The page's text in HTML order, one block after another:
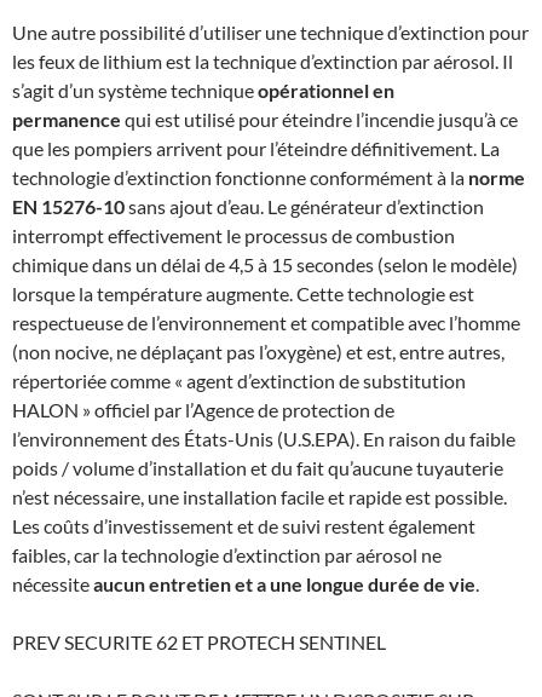
Une autre possibilité d’utiliser une technique d’extinction pour
les feux de lithium est la technique d’extinction par aérosol. Il
s’agit d’un système techniqueopérationnel en
permanence qui est utilisé pour éteindre l’incendie jusqu’à ce
que les pompiers arrivent pour l’éteindre définitivement. La
technologie d’extinction fonctionne conformément à la norme
EN 15276-10sans ajout d’eau. Le générateur d’extinction
interrompt effectivement le processus de combustion
chimique dans un délai de 4,5 à 15 secondes (selon le modèle)
lorsque la température augmente. Cette technologie est
respectueuse de l’environnement et compatible avec l’homme
(non nocive, ne déplaçant pas l’oxygène) et est, entre autres,
répertoriée comme « agent d’extinction de substitution
HALON » officiel par l’Agence de protection de
l’environnement des États-Unis (U.S.EPA). En raison du faible
poids / volume d’installation et du fait qu’aucune tuyauterie
n’est nécessaire, une installation facile et rapide est possible.
Les coûts d’investissement et de suivi restent également
faibles, car la technologie d’extinction par aérosol ne
nécessiteaucun entretien et a une longue durée de vie.
PREV SECURITE 62 ET PROTECH SENTINEL